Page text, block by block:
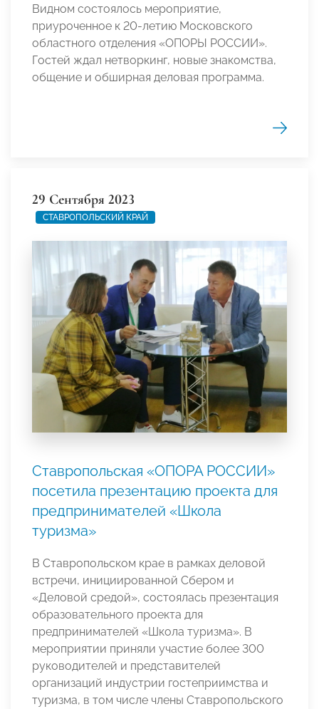
Видном состоялось мероприятие,
приуроченное к 20-летию Московского
областного отделения «ОПОРЫ РОССИИ».
Гостей ждал нетворкинг, новые знакомства,
общение и обширная деловая программа.
29 Сентября 2023
СТАВРОПОЛЬСКИЙ КРАЙ
Ставропольская «ОПОРА РОССИИ»
посетила презентацию проекта для
предпринимателей «Школа
туризма»
В Ставропольском крае в рамках деловой
встречи, инициированной Сбером и
«Деловой средой», состоялась презентация
образовательного проекта для
предпринимателей «Школа туризма». В
мероприятии приняли участие более 300
руководителей и представителей
организаций индустрии гостеприимства и
туризма, в том числе члены Ставропольского